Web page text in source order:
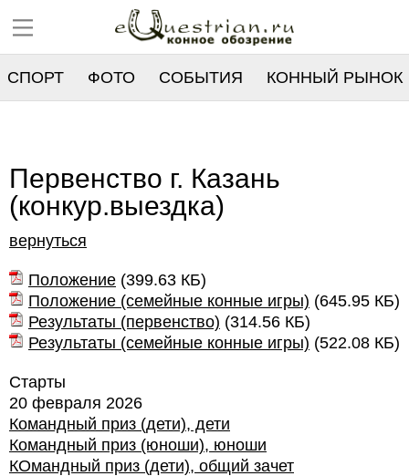
СПОРТ ФОТО СОБЫТИЯ КОННЫЙ РЫНОК
Первенство г. Казань
(конкур.выездка)
вернуться
Положение (399.63 КБ)
Положение (семейные конные игры) (645.95 КБ)
Результаты (первенство) (314.56 КБ)
Результаты (семейные конные игры) (522.08 КБ)
Старты
20 февраля 2026
Командный приз (дети), дети
Командный приз (юноши), юноши
КОмандный приз (дети), общий зачет